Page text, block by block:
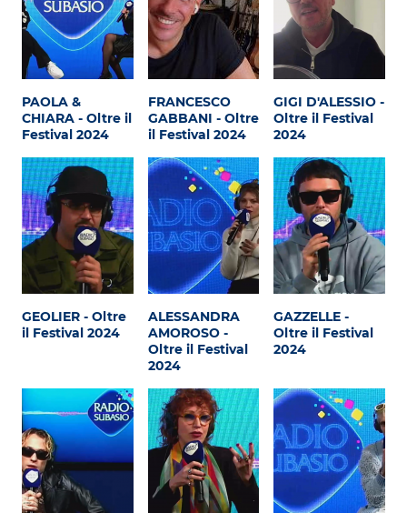
Video
Foto
Oroscopo
Radio Subasio Music Club
Sanremo 2026
News
Musica
Cultura
Costume
Extra
Eventi
PAOLA &
CHIARA - Oltre il
Festival 2024
FRANCESCO
GABBANI - Oltre
il Festival 2024
GIGI D'ALESSIO -
Oltre il Festival
2024
GEOLIER - Oltre
il Festival 2024
ALESSANDRA
AMOROSO -
Oltre il Festival
2024
GAZZELLE -
Oltre il Festival
2024